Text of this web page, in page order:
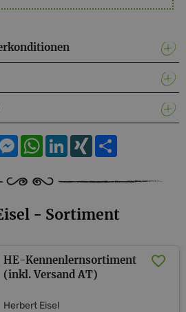
MessengerWhatsApp
LinkedIn
XING
- Sortiment
HE-Kennenlernsortiment
(inkl. Versand AT)
Herbert Eisel